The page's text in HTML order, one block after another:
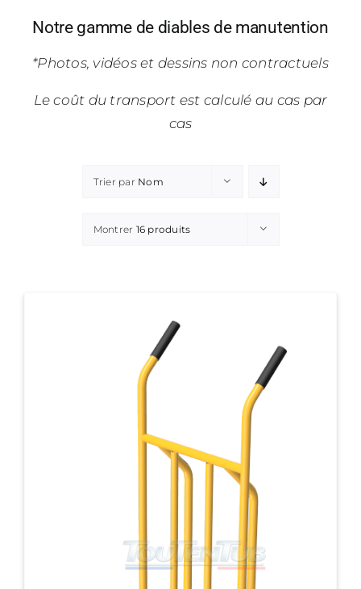
Notre gamme de diables de manutention
*Photos, vidéos et dessins non contractuels
Le coût du transport est calculé au cas par
cas
Trier par Nom
Montrer 16 produits